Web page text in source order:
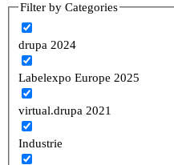
Filter by Categories
drupa 2024
Labelexpo Europe 2025
virtual.drupa 2021
Industrie